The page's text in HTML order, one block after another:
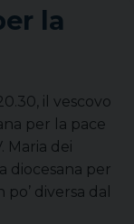
la
il vescovo
per la pace
Maria dei
diocesana per
diversa dal